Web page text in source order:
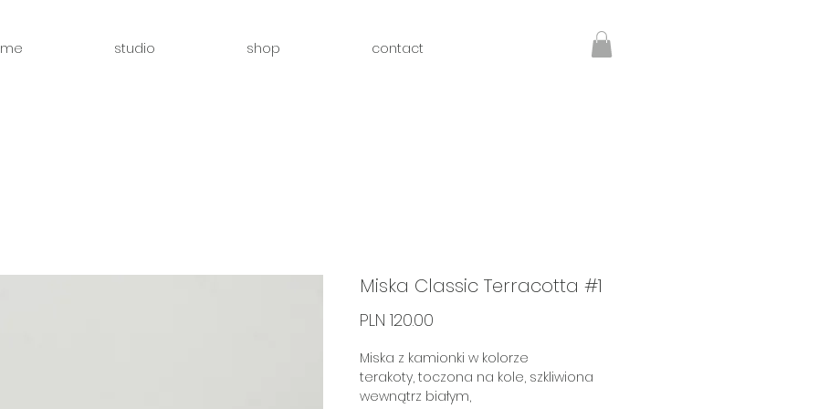
studio shop contact
Miska Classic Terracotta #1
PLN 120.00
Miska z kamionki w kolorze
terakoty, toczona na kole, szkliwiona
wewnątrz białym,